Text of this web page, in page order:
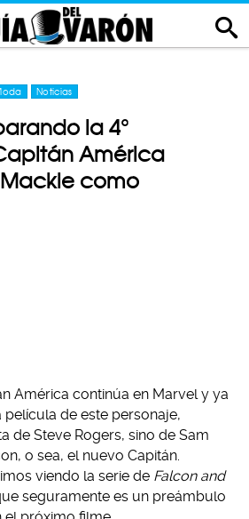
Noticias
la 4°
América
como
América continúa en Marvel y ya
de este personaje,
de Steve Rogers, sino de Sam
o sea, el nuevo Capitán.
viendo la serie de Falcon and
seguramente es un preámbulo